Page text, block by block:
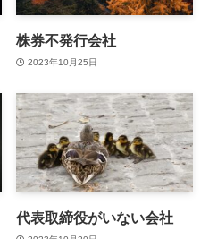
株券不発行会社
2023年10月25日
代表取締役がいない会社